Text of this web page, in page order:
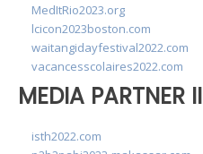
MedItRio2023.org
lcicon2023boston.com
waitangidayfestival2022.com
vacancesscolaires2022.com
MEDIA PARTNER II
isth2022.com